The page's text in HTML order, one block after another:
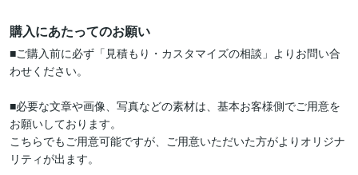
購入にあたってのお願い
■ご購入前に必ず「見積もり・カスタマイズの相談」よりお問い合
わせください。
■必要な文章や画像、写真などの素材は、基本お客様側でご用意を
お願いしております。
こちらでもご用意可能ですが、ご用意いただいた方がよりオリジナ
リティが出ます。